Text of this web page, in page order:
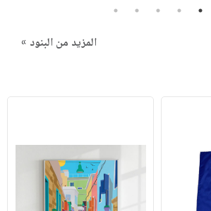
1
2
3
4
5
المزيد من البنود »